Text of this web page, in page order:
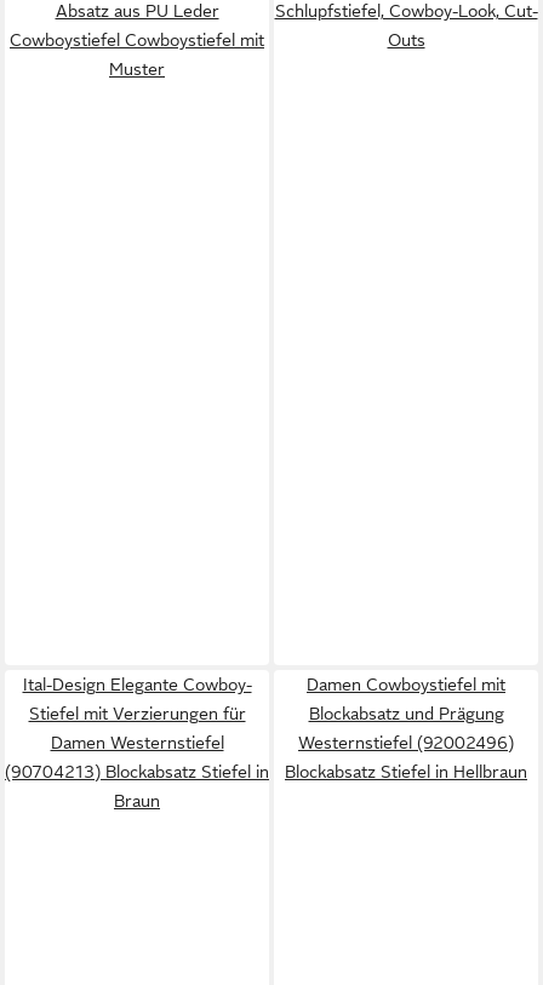
Absatz aus PU Leder
Cowboystiefel Cowboystiefel mit
Muster
Schlupfstiefel, Cowboy-Look, Cut-
Outs
Ital-Design Elegante Cowboy-
Stiefel mit Verzierungen für
Damen Westernstiefel
(90704213) Blockabsatz Stiefel in
Braun
Damen Cowboystiefel mit
Blockabsatz und Prägung
Westernstiefel (92002496)
Blockabsatz Stiefel in Hellbraun